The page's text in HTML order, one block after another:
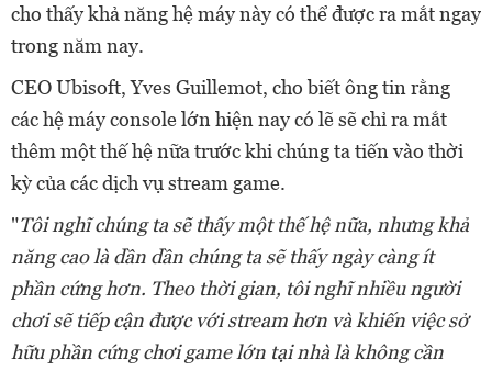
cho thấy khả năng hệ máy này có thể được ra mắt ngay
trong năm nay.
CEO Ubisoft, Yves Guillemot, cho biết ông tin rằng
các hệ máy console lớn hiện nay có lẽ sẽ chỉ ra mắt
thêm một thế hệ nữa trước khi chúng ta tiến vào thời
kỳ của các dịch vụ stream game.
"Tôi nghĩ chúng ta sẽ thấy một thế hệ nữa, nhưng khả
năng cao là dần dần chúng ta sẽ thấy ngày càng ít
phần cứng hơn. Theo thời gian, tôi nghĩ nhiều người
chơi sẽ tiếp cận được với stream hơn và khiến việc sở
hữu phần cứng chơi game lớn tại nhà là không cần